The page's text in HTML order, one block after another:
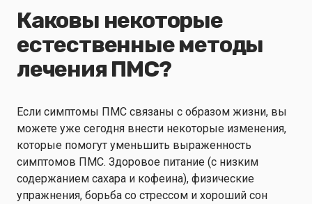
Каковы некоторые
естественные методы
лечения ПМС?
Если симптомы ПМС связаны с образом жизни, вы
можете уже сегодня внести некоторые изменения,
которые помогут уменьшить выраженность
симптомов ПМС. Здоровое питание (с низким
содержанием сахара и кофеина), физические
упражнения, борьба со стрессом и хороший сон